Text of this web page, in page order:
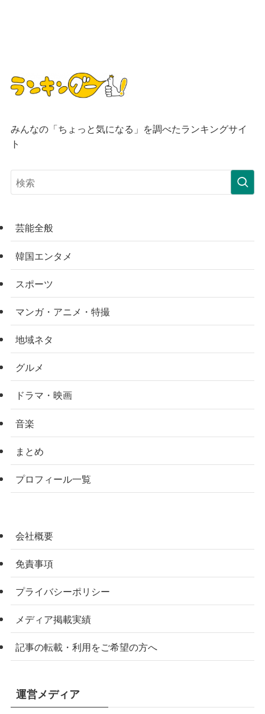
みんなの「ちょっと気になる」を調べたランキングサイ
ト
芸能全般
韓国エンタメ
スポーツ
マンガ・アニメ・特撮
地域ネタ
グルメ
ドラマ・映画
音楽
まとめ
プロフィール一覧
会社概要
免責事項
プライバシーポリシー
メディア掲載実績
記事の転載・利用をご希望の方へ
運営メディア